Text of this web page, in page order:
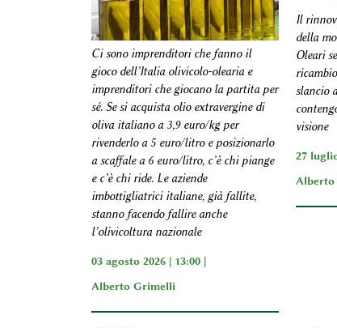
Ci sono imprenditori che fanno il
gioco dell’Italia olivicolo-olearia e
imprenditori che giocano la partita per
sé. Se si acquista olio extravergine di
oliva italiano a 3,9 euro/kg per
rivenderlo a 5 euro/litro e posizionarlo
a scaffale a 6 euro/litro, c’è chi piange
e c’è chi ride. Le aziende
imbottigliatrici italiane, già fallite,
stanno facendo fallire anche
l’olivicoltura nazionale
03 agosto 2026 | 13:00 |
Alberto Grimelli
Il
della
Oleari
slancio
visione
27